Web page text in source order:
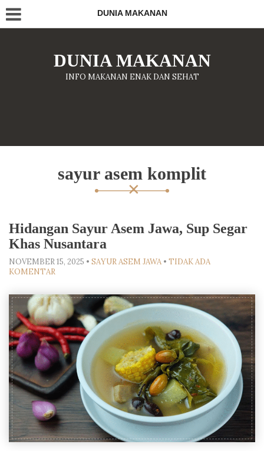
DUNIA MAKANAN
DUNIA MAKANAN
INFO MAKANAN ENAK DAN SEHAT
sayur asem komplit
Hidangan Sayur Asem Jawa, Sup Segar
Khas Nusantara
NOVEMBER 15, 2025 • SAYUR ASEM JAWA • TIDAK ADA
KOMENTAR